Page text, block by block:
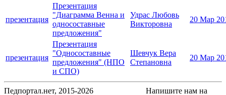
презентация
Презентация
"Диаграмма Венна и
односоставные
предложения"
Удрас Любовь
Викторовна
20 Мар
презентация
Презентация
"Односоставные
предложения" (НПО
и СПО)
Шевчук Вера
Степановна
20 Мар
Педпортал.нет, 2015-2026 Напишите нам на